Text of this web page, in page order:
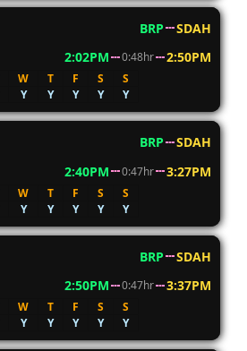
BRP
SDAH
2:02PM 0:48hr 2:50PM
W T F S
S
Y Y Y Y Y
BRP
SDAH
2:40PM 0:47hr 3:27PM
W T F S
S
Y Y Y Y Y
BRP
SDAH
2:50PM 0:47hr 3:37PM
W T F S
S
Y Y Y Y Y